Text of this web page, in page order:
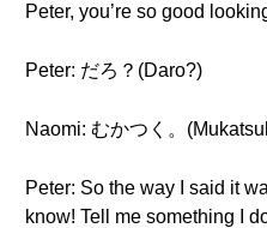
Peter, you’re so good
Peter: だろ？(Daro?)
Naomi: むかつく。
Peter: So the way I said it
know! Tell me something I